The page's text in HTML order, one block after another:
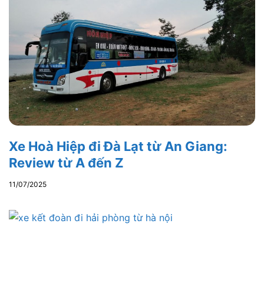
Xe Hoà Hiệp đi Đà Lạt từ An Giang:
Review từ A đến Z
11/07/2025